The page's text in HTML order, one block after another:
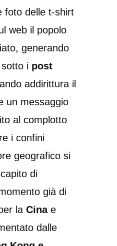
foto delle t-shirt
web il popolo
generando
i post
addirittura il
un messaggio
al complotto
i confini
geografico si
di
già di
la Cinae
dalle